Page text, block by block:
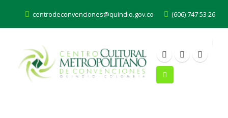
centrodeconvenciones@quindio.gov.co (606) 747 53 26